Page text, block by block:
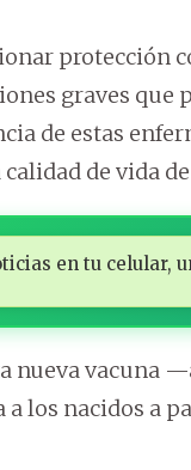
protección
graves que
de estas
de vida
en tu celular,
nueva vacuna
los nacidos a